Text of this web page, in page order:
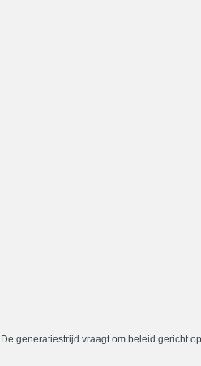
De generatiestrijd vraagt om beleid gericht